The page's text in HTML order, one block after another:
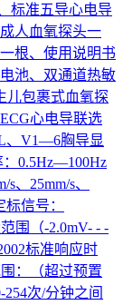
标准五导心电导
人血氧探头一
根、使用说明书
池、双通道热敏
儿包裹式血氧探
心电导联选
、V1—6胸导显
：0.5Hz—100Hz
、25mm/s、
信号：
围（-2.0mV- - -
标准响应时
：（超过预置
次/分钟之间